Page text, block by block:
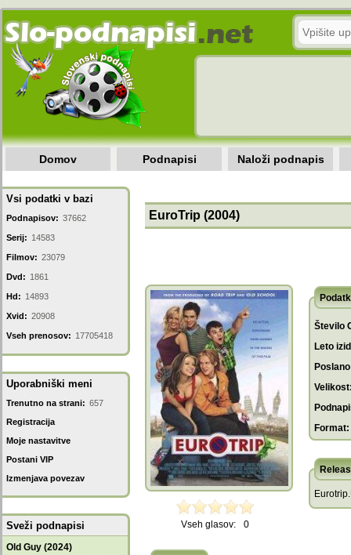
Domov Podnapisi Naloži podnapis
Vsi podatki v bazi
Podnapisov: 37662
Serij: 14583
Filmov: 23079
Dvd: 1861
Hd: 14893
Xvid: 20908
Vseh prenosov: 17705418
Uporabniški meni
Trenutno na strani: 657
Registracija
Moje nastavitve
Postani VIP
Izmenjava povezav
Sveži podnapisi
Old Guy (2024)
EuroTrip (2004)
Vseh glasov: 0
Število
Leto
Format: